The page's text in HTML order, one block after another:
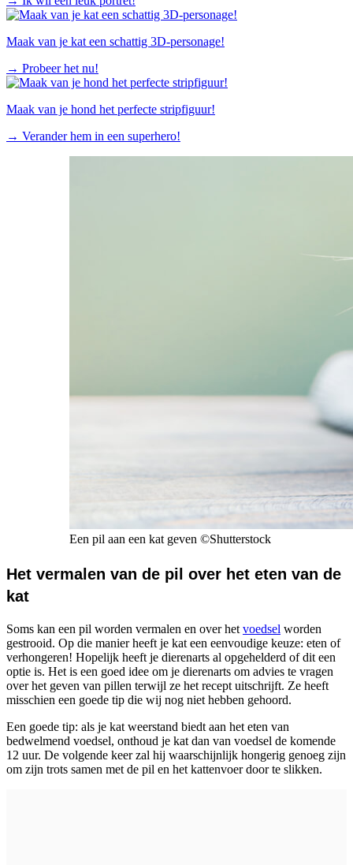
Maak van je kat een schattig 3D-personage!
→ Probeer het nu!
Maak van je hond het perfecte stripfiguur!
→ Verander hem in een superhero!
Een pil aan een kat geven ©Shutterstock
Het vermalen van de pil over het eten van de
kat
Soms kan een pil worden vermalen en over het voedsel worden
gestrooid. Op die manier heeft je kat een eenvoudige keuze: eten of
verhongeren! Hopelijk heeft je dierenarts al opgehelderd of dit een
optie is. Het is een goed idee om je dierenarts om advies te vragen
over het geven van pillen terwijl ze het recept uitschrijft. Ze heeft
misschien een goede tip die wij nog niet hebben gehoord.
Een goede tip: als je kat weerstand biedt aan het eten van
bedwelmend voedsel, onthoud je kat dan van voedsel de komende
12 uur. De volgende keer zal hij waarschijnlijk hongerig genoeg zijn
om zijn trots samen met de pil en het kattenvoer door te slikken.